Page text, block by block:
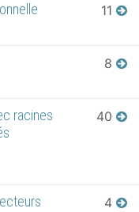
11
8
racines
40
4